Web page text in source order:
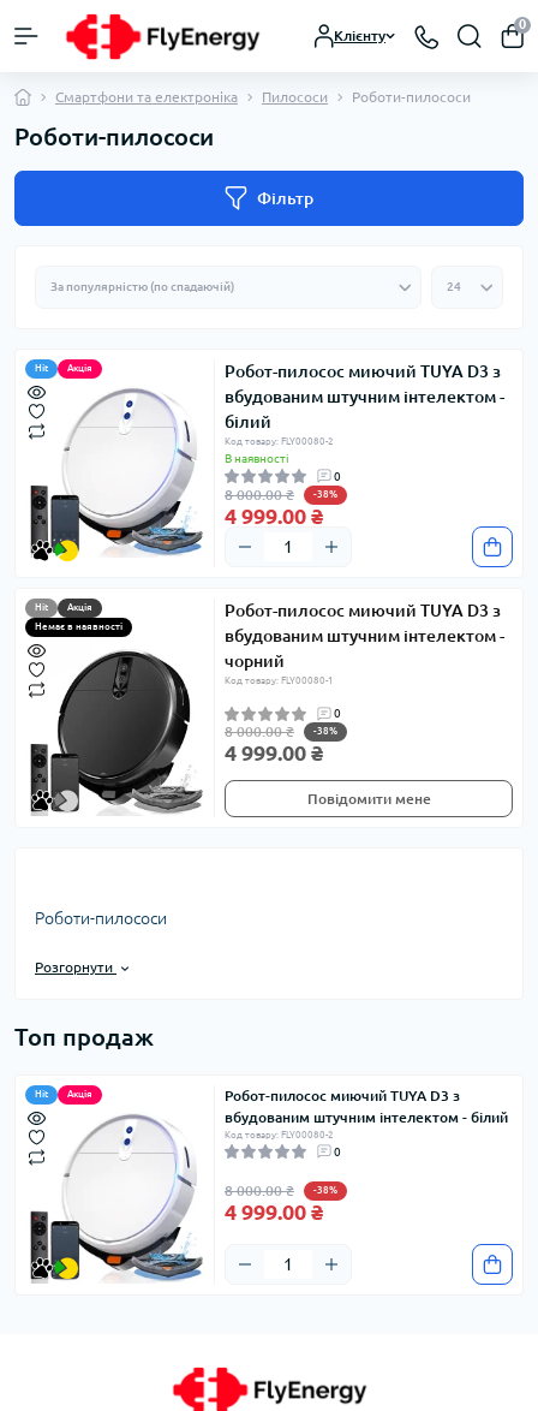
Клієнту
0
Смартфони та електроніка Пилососи Роботи-пилососи
Роботи-пилососи
Фільтр
Hit Акція
Робот-пилосос миючий TUYA D3 з
вбудованим штучним інтелектом -
білий
Код товару: FLY00080-2
В наявності
0
8 000.00 ₴ -38%
4 999.00 ₴
Hit
Акція
Немає в наявності
Робот-пилосос миючий TUYA D3 з
вбудованим штучним інтелектом -
чорний
Код товару: FLY00080-1
0
8 000.00 ₴ -38%
4 999.00 ₴
Повідомити мене
Роботи-пилососи
Розгорнути
Топ продаж
Hit Акція
Робот-пилосос миючий TUYA D3 з
вбудованим штучним інтелектом - білий
Код товару: FLY00080-2
0
8 000.00 ₴ -38%
4 999.00 ₴